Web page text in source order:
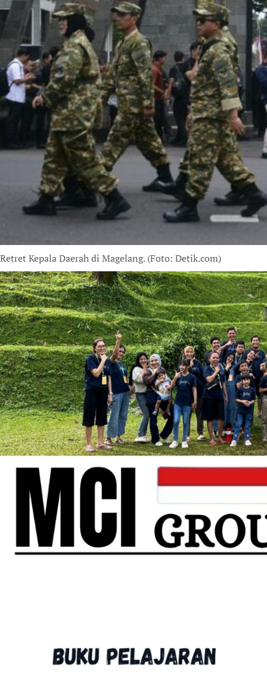
Retret Kepala Daerah di Magelang. (Foto: Detik.com)